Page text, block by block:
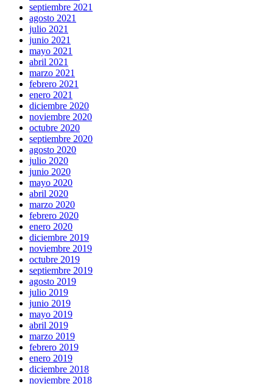
septiembre 2021
agosto 2021
julio 2021
junio 2021
mayo 2021
abril 2021
marzo 2021
febrero 2021
enero 2021
diciembre 2020
noviembre 2020
octubre 2020
septiembre 2020
agosto 2020
julio 2020
junio 2020
mayo 2020
abril 2020
marzo 2020
febrero 2020
enero 2020
diciembre 2019
noviembre 2019
octubre 2019
septiembre 2019
agosto 2019
julio 2019
junio 2019
mayo 2019
abril 2019
marzo 2019
febrero 2019
enero 2019
diciembre 2018
noviembre 2018